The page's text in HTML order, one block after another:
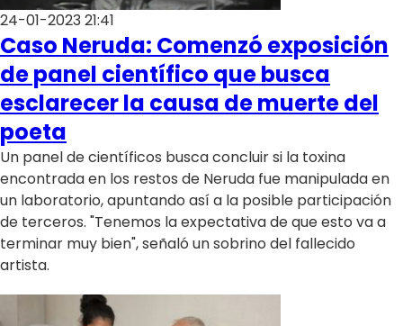
24-01-2023 21:41
Caso Neruda: Comenzó exposición
de panel científico que busca
esclarecer la causa de muerte del
poeta
Un panel de científicos busca concluir si la toxina
encontrada en los restos de Neruda fue manipulada en
un laboratorio, apuntando así a la posible participación
de terceros. "Tenemos la expectativa de que esto va a
terminar muy bien", señaló un sobrino del fallecido
artista.